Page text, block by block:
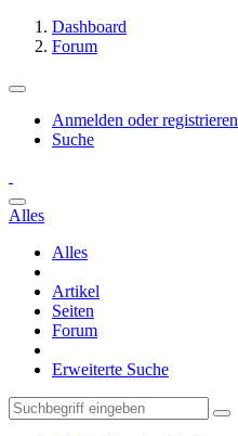
Dashboard
Forum
Anmelden oder registrieren
Suche
Alles
Alles
Artikel
Seiten
Forum
Erweiterte Suche